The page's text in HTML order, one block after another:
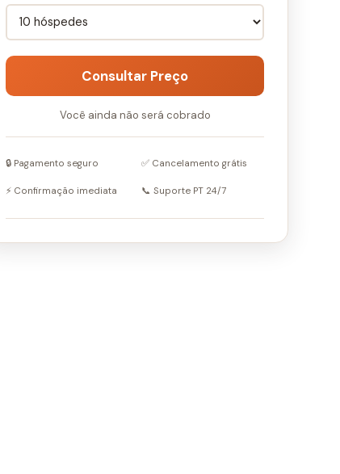
Consultar Preço
Você ainda não será cobrado
🔒 Pagamento seguro ✅ Cancelamento grátis
⚡ Confirmação imediata 📞 Suporte PT 24/7